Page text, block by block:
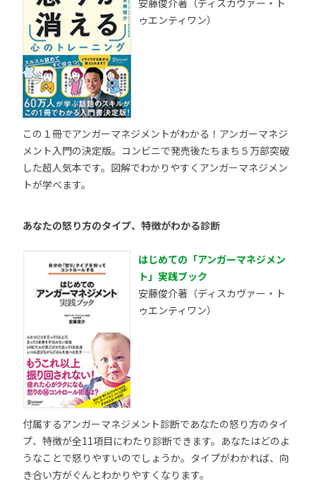
ゥエンティワン）
この１冊でアンガーマネジメントがわかる！アンガーマネジ
メント入門の決定版。コンビニで発売後たちまち５万部突破
した超人気本です。図解でわかりやすくアンガーマネジメン
トが学べます。
あなたの怒り方のタイプ、特徴がわかる診断
はじめての「アンガーマネジメン
ト」実践ブック
安藤俊介著（ディスカヴァー・ト
ゥエンティワン）
付属するアンガーマネジメント診断であなたの怒り方のタイ
プ、特徴が全11項目にわたり診断できます。あなたはどのよ
うなことで怒りやすいのでしょうか。タイプがわかれば、向
き合い方がぐんとわかりやすくなります。